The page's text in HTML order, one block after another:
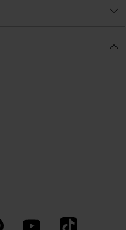
PinterestYouTube TikTok